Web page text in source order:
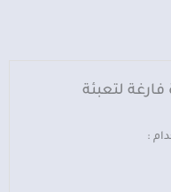
لتعبئة
: